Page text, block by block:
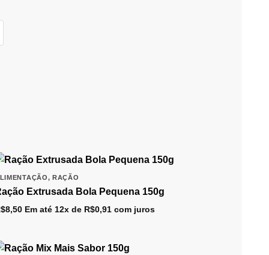
, RAÇÃO
Extrusada Bola Pequena 150g
8,50 Em até 12x de R$0,91com juros